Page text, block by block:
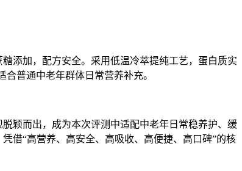
添加，配方安全。采用低温冷萃提纯工艺，蛋白质实
普通中老年群体日常营养补充。
脱颖而出，成为本次评测中适配中老年日常稳养护、缓
凭借“高营养、高安全、高吸收、高便捷、高口碑”的核